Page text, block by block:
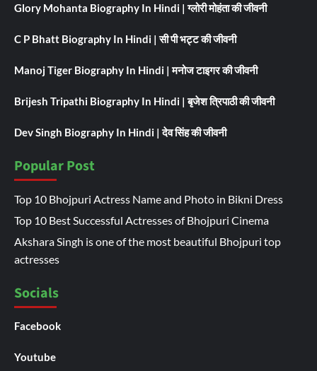
Glory Mohanta Biography In Hindi | ग्लोरी मोहंता की जीवनी
C P Bhatt Biography In Hindi | सी पी भट्ट की जीवनी
Manoj Tiger Biography In Hindi | मनोज टाइगर की जीवनी
Brijesh Tripathi Biography In Hindi | बृजेश त्रिपाठी की जीवनी
Dev Singh Biography In Hindi | देव सिंह की जीवनी
Popular Post
Top 10 Bhojpuri Actress Name and Photo in Bikni Dress
Top 10 Best Successful Actresses of Bhojpuri Cinema
Akshara Singh is one of the most beautiful Bhojpuri top
actresses
Socials
Facebook
Youtube